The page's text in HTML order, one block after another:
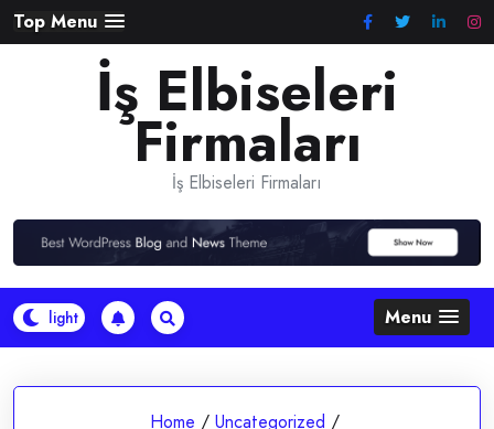
Skip
to
Top Menu
İş Elbiseleri
Firmaları
İş Elbiseleri Firmaları
Menu
Home / Uncategorized /